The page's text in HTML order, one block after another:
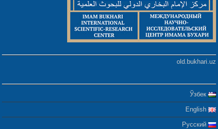
old.bukhari.uz
Ўзбек
English
Русский